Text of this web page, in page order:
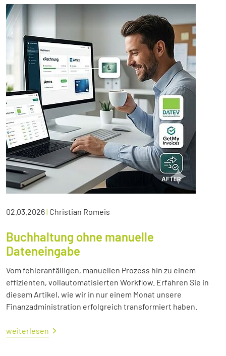
02.03.2026| Christian Romeis
Buchhaltung ohne manuelle
Dateneingabe
Vom fehleranfälligen, manuellen Prozess hin zu einem
effizienten, vollautomatisierten Workflow. Erfahren Sie in
diesem Artikel, wie wir in nur einem Monat unsere
Finanzadministration erfolgreich transformiert haben.
weiterlesen